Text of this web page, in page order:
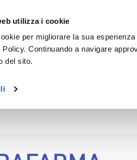
utilizza i cookie
per migliorare la sua
Policy. Continuando a navigare
del sito.
ED LIM 50ML